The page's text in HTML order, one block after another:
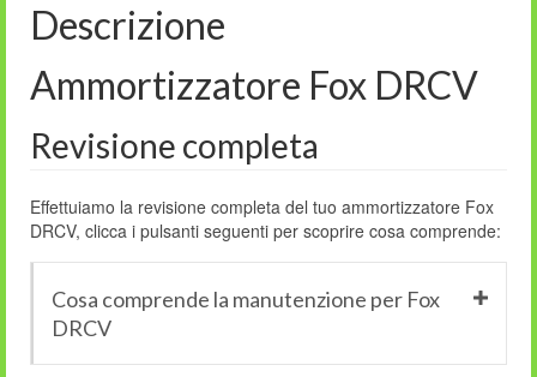
Descrizione
Ammortizzatore Fox DRCV
Revisione completa
Effettuiamo la revisione completa del tuo ammortizzatore Fox
DRCV, clicca i pulsanti seguenti per scoprire cosa comprende:
Cosa comprende la manutenzione per Fox
DRCV